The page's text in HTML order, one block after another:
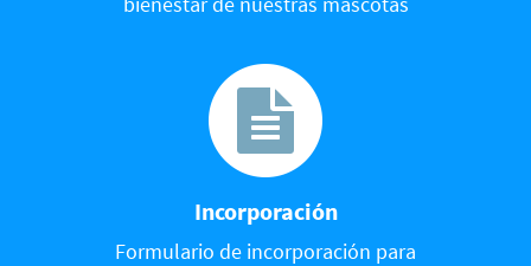
Incorporación
Formulario de incorporación para